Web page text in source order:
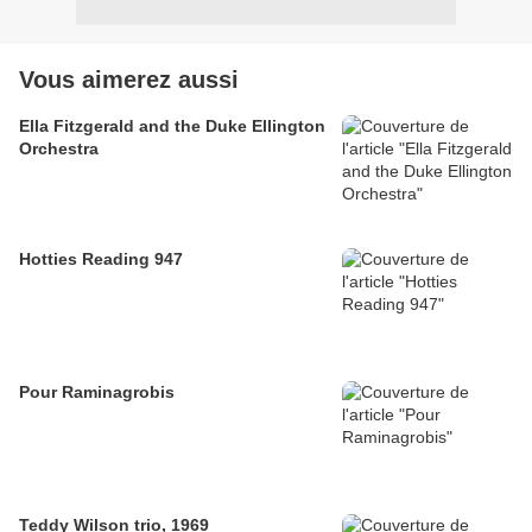
Vous aimerez aussi
Ella Fitzgerald and the Duke Ellington
Orchestra
Hotties Reading 947
Pour Raminagrobis
Teddy Wilson trio, 1969